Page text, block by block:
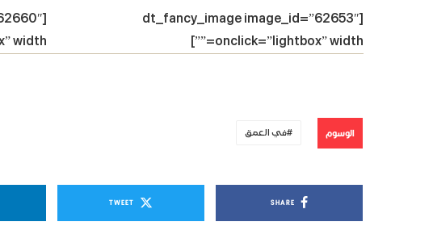
[dt_fancy_image image_id=”62653″
onclick=”lightbox” width=””]
الوسوم في العمق
SHARE
TWEET